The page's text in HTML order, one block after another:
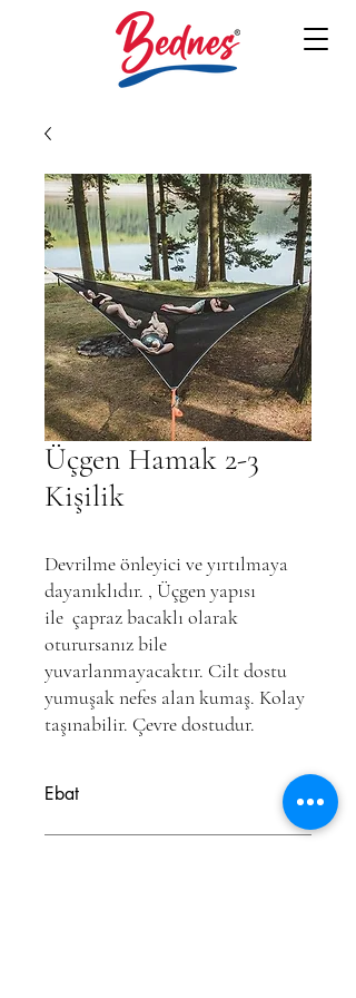
Üçgen Hamak 2-3
Kişilik
Devrilme önleyici ve yırtılmaya
dayanıklıdır. , Üçgen yapısı
ile çapraz bacaklı olarak
oturursanız bile
yuvarlanmayacaktır. Cilt dostu
yumuşak nefes alan kumaş. Kolay
taşınabilir. Çevre dostudur.
Ebat